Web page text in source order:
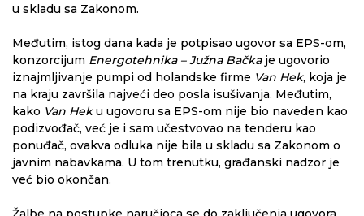
u skladu sa Zakonom.
Međutim, istog dana kada je potpisao ugovor sa EPS-om,
konzorcijum Energotehnika – Južna Bačkaje ugovorio
iznajmljivanje pumpi od holandske firme Van Hek, koja je
na kraju završila najveći deo posla isušivanja. Međutim,
kako Van Heku ugovoru sa EPS-om nije bio naveden kao
podizvođač, već je i sam učestvovao na tenderu kao
ponuđač, ovakva odluka nije bila u skladu sa Zakonom o
javnim nabavkama. U tom trenutku, građanski nadzor je
već bio okončan.